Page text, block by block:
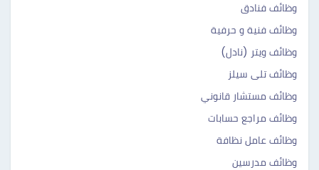
وظائف فنادق
وظائف فنية و حرفية
وظائف ويتر (نادل)
وظائف تلى سيلز
وظائف مستشار قانوني
وظائف مراجع حسابات
وظائف عامل نظافة
وظائف مدرسين